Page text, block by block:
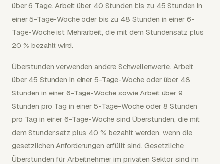
über 6 Tage. Arbeit über 40 Stunden bis zu 45 Stunden in
einer 5-Tage-Woche oder bis zu 48 Stunden in einer 6-
Tage-Woche ist Mehrarbeit, die mit dem Stundensatz plus
20 % bezahlt wird.
Überstunden verwenden andere Schwellenwerte. Arbeit
über 45 Stunden in einer 5-Tage-Woche oder über 48
Stunden in einer 6-Tage-Woche sowie Arbeit über 9
Stunden pro Tag in einer 5-Tage-Woche oder 8 Stunden
pro Tag in einer 6-Tage-Woche sind Überstunden, die mit
dem Stundensatz plus 40 % bezahlt werden, wenn die
gesetzlichen Anforderungen erfüllt sind. Gesetzliche
Überstunden für Arbeitnehmer im privaten Sektor sind im